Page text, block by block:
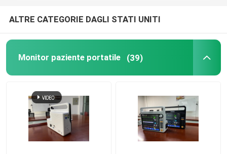
Monitor paziente di anestesia
Cura urgente di Telehealth
Morsetti della ferrovia del letto
ALTRE CATEGORIE DAGLI STATI UNITI
Monitor paziente portatile (39)